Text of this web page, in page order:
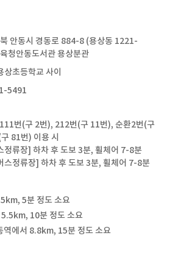
안동시 경동로 884-8 (용상동 1221-
청안동도서관 용상분관
상초등학교 사이
5491
번(구 2번), 212번(구 11번), 순환2번(구
81번) 이용 시
정류장] 하차 후 도보 3분, 휠체어 7-8분
스정류장] 하차 후 도보 3분, 휠체어 7-8분
5분 정도 소요
10분 정도 소요
역에서 8.8km, 15분 정도 소요